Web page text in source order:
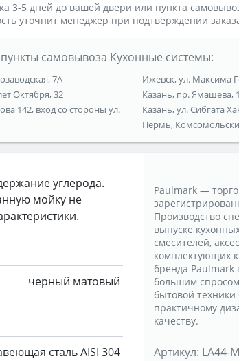
3-5 дней до вашей двери или пункта
уточнит менеджер при подтверждении
самовывоза Кухонные системы:
7А
Октября, 32
142, вход со стороны ул.
Ижевск, ул. Максима
Казань, пр. Ямашева,
Казань, ул. Сибгата
Пермь,
углерода.
мойку не
черный матовый
сталь AISI 304
Paulmark —
Производство
выпуске
смесителей,
комплектующих
бренда Paulmark
большим
бытовой техники
практичному
качеству.
Артикул: LA44-